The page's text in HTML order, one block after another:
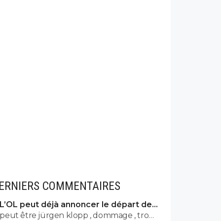
COMMENTAIRES
L’OL peut déjà annoncer le départ de
Fonseca
peut être jürgen klopp , dommage , trop